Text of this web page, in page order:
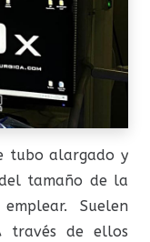
tubo alargado y
tamaño de la
Suelen
través de ellos